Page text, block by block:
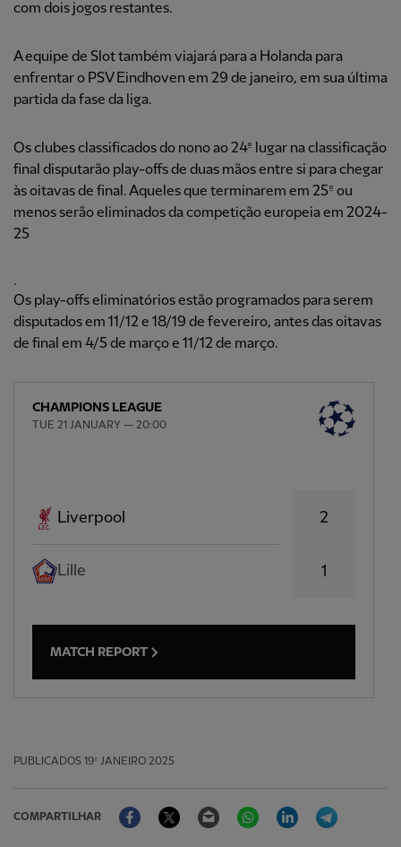
com dois jogos restantes.
A equipe de Slot também viajará para a Holanda para
enfrentar o PSV Eindhoven em 29 de janeiro, em sua última
partida da fase da liga.
Os clubes classificados do nono ao 24º lugar na classificação
final disputarão play-offs de duas mãos entre si para chegar
às oitavas de final. Aqueles que terminarem em 25º ou
menos serão eliminados da competição europeia em 2024-
25
.
Os play-offs eliminatórios estão programados para serem
disputados em 11/12 e 18/19 de fevereiro, antes das oitavas
de final em 4/5 de março e 11/12 de março.
CHAMPIONS LEAGUE
TUE 21 JANUARY — 20:00
Liverpool
Lille
2
1
MATCH REPORT
PUBLICADOS 19º JANEIRO 2025
COMPARTILHAR
FacebookTwitter Email WhatsAppLinkedIn